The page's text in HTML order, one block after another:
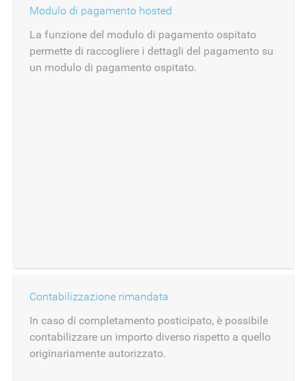
Modulo di pagamento hosted
La funzione del modulo di pagamento ospitato
permette di raccogliere i dettagli del pagamento su
un modulo di pagamento ospitato.
Contabilizzazione rimandata
In caso di completamento posticipato, è possibile
contabilizzare un importo diverso rispetto a quello
originariamente autorizzato.